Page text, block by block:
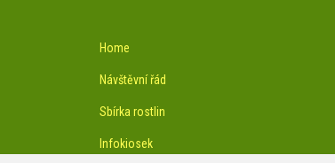
Home
Návštěvní řád
Sbírka rostlin
Infokiosek